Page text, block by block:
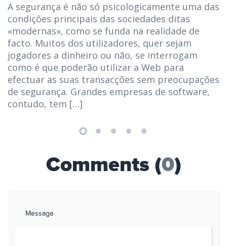
A segurança é não só psicologicamente uma das
condições principais das sociedades ditas
«modernas», como se funda na realidade de
facto. Muitos dos utilizadores, quer sejam
jogadores a dinheiro ou não, se interrogam
como é que poderão utilizar a Web para
efectuar as suas transacções sem preocupações
de segurança. Grandes empresas de software,
contudo, tem […]
Comments (0)
Message